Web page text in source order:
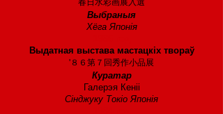
春日水彩画展入選
Выбраныя
Хёга Японія
Выдатная выстава мастацкіх твораў
'８６第７回秀作小品展
Куратар
Галерэя Кеніі
Сінджуку Токіо Японія